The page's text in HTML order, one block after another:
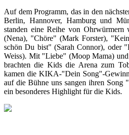
Auf dem Programm, das in den
Berlin, Hannover, Hamburg und
standen eine Reihe von
(Nena), "Chöre" (Mark Forster),
schön Du bist" (Sarah Connor), oder
Weiss). Mit "Liebe" (Moop Mama)
brachten die Kids die Arena zum
kamen die KIKA-"Dein Song"-
auf die Bühne uns sangen ihren
ein besonderes Highlight für die Kids.